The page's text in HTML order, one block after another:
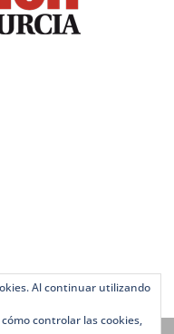
Al continuar utilizando
controlar las cookies,